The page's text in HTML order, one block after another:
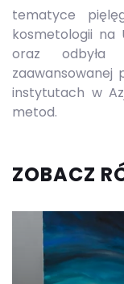
tematyce
kosmetologii na
oraz odbyła
zaawansowanej
instytutach w
metod.
ZOBACZ